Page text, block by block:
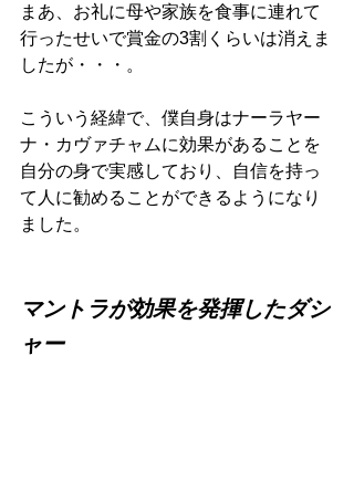
まあ、お礼に母や家族を食事に連れて
行ったせいで賞金の3割くらいは消えま
したが・・・。
こういう経緯で、僕自身はナーラヤー
ナ・カヴァチャムに効果があることを
自分の身で実感しており、自信を持っ
て人に勧めることができるようになり
ました。
マントラが効果を発揮したダシ
ャー